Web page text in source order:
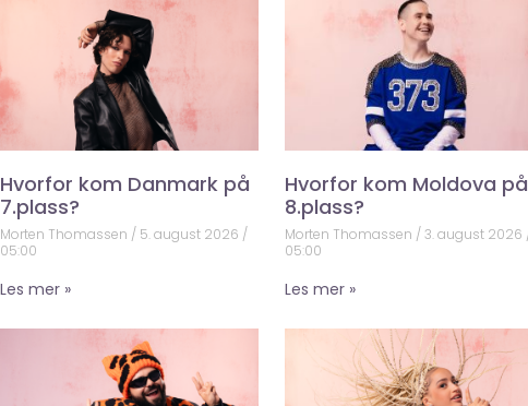
Hvorfor kom Danmark på
7.plass?
Morten Thomassen
5. august 2026
05:00
Les mer »
Hvorfor kom Moldova på
8.plass?
Morten Thomassen 3. august 2026
05:00
Les mer »